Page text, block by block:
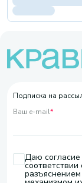
Подписка на
Ваш e-mail*
Даю согласие
соответствии